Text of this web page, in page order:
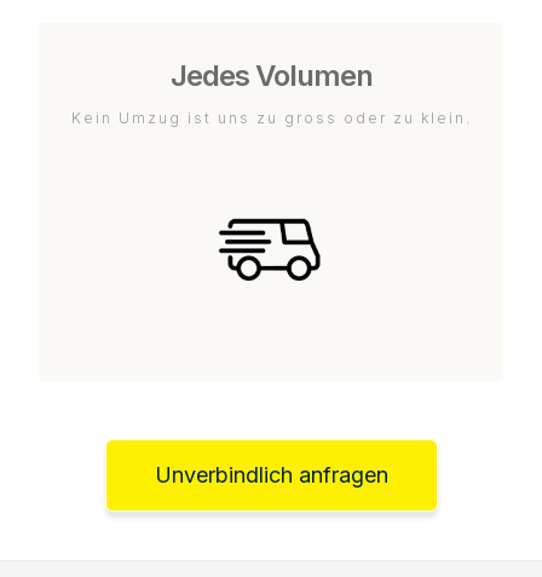
Jedes Volumen
Kein Umzug ist uns zu gross oder zu klein.
Unverbindlich anfragen